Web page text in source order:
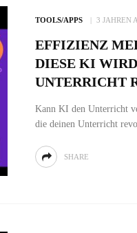
TOOLS/APPS 3 JAHREN
EFFIZIENZ
DIESE KI
UNTERRICHT
Kann KI den Unterricht
die deinen Unterricht
SHARE